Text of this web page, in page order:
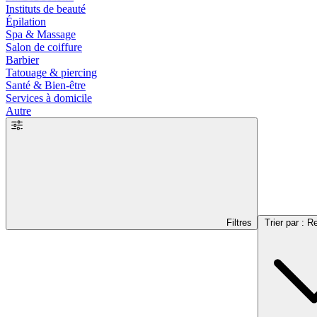
Instituts de beauté
Épilation
Spa & Massage
Salon de coiffure
Barbier
Tatouage & piercing
Santé & Bien-être
Services à domicile
Autre
Filtres